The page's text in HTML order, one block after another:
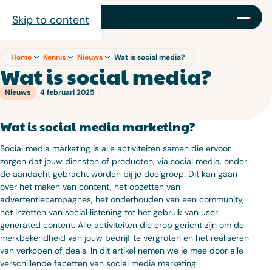
Skip to content
Home Kennis Nieuws Wat is social media?
Wat is social media?
Nieuws 4 februari 2025
Wat is social media marketing?
Social media marketing is alle activiteiten samen die ervoor
zorgen dat jouw diensten of producten, via social media, onder
de aandacht gebracht worden bij je doelgroep. Dit kan gaan
over het maken van content, het opzetten van
advertentiecampagnes, het onderhouden van een community,
het inzetten van social listening tot het gebruik van user
generated content. Alle activiteiten die erop gericht zijn om de
merkbekendheid van jouw bedrijf te vergroten en het realiseren
van verkopen of deals. In dit artikel nemen we je mee door alle
verschillende facetten van social media marketing.